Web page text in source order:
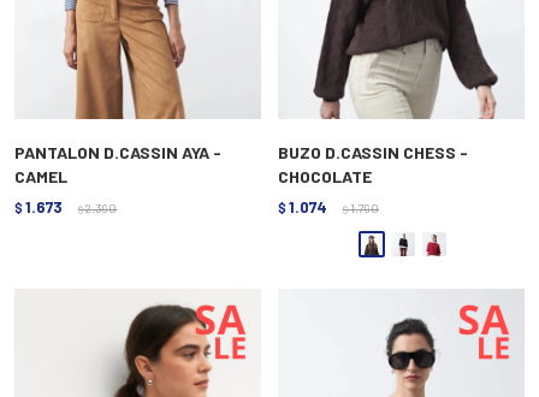
PANTALON D.CASSIN AYA -
CAMEL
$ 1.673 $ 2.390
BUZO D.CASSIN CHESS -
CHOCOLATE
$ 1.074 $ 1.790